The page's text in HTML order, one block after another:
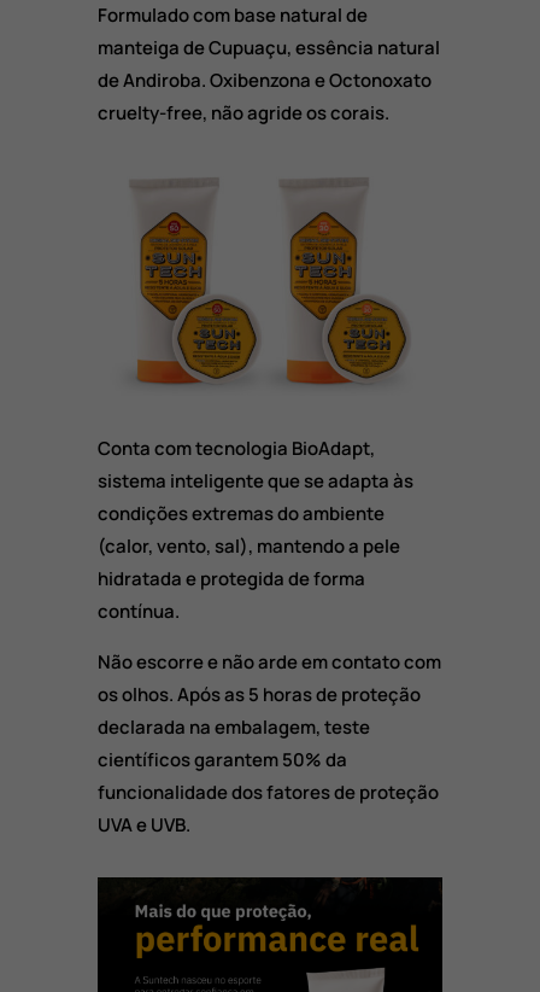
Formulado com base natural de
manteiga de Cupuaçu, essência natural
de Andiroba. Oxibenzona e Octonoxato
cruelty-free, não agride os corais.
Conta com tecnologia BioAdapt,
sistema inteligente que se adapta às
condições extremas do ambiente
(calor, vento, sal), mantendo a pele
hidratada e protegida de forma
contínua.
Não escorre e não arde em contato com
os olhos. Após as 5 horas de proteção
declarada na embalagem, teste
científicos garantem 50% da
funcionalidade dos fatores de proteção
UVA e UVB.